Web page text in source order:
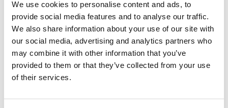
We use cookies to personalise content and ads, to
provide social media features and to analyse our traffic.
We also share information about your use of our site with
our social media, advertising and analytics partners who
may combine it with other information that you’ve
provided to them or that they’ve collected from your use
of their services.
Il trattamento dei dati personali avviene